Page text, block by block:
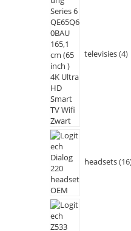
televisies 4
headsets 16